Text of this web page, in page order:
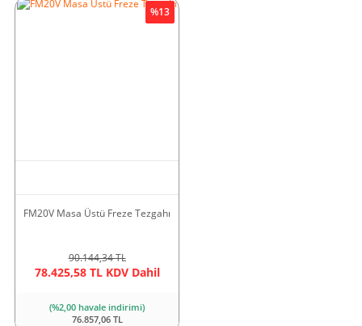
FM20V Masa Üstü Freze Tezgahı
90.144,34 TL
78.425,58 TL KDV Dahil
%13
(%2,00 havale indirimi)
76.857,06 TL